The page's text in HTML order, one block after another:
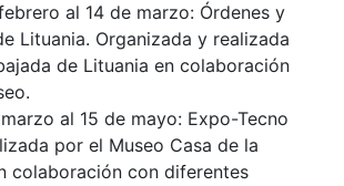
al 14 de marzo: Órdenes y
Lituania. Organizada y realizada
de Lituania en colaboración
al 15 de mayo: Expo-Tecno
por el Museo Casa de la
colaboración con diferentes